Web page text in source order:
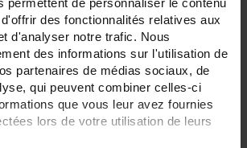
permettent de personnaliser le contenu
des fonctionnalités relatives aux
d'analyser notre trafic. Nous
des informations sur l'utilisation de
partenaires de médias sociaux, de
qui peuvent combiner celles-ci
que vous leur avez fournies
lors de votre utilisation de leurs